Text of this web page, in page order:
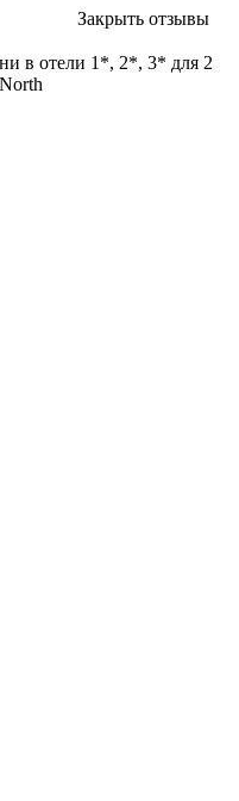
Закрыть отзывы